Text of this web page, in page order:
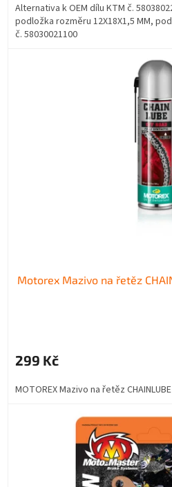
Alternativa k OEM dílu KTM č.
podložka rozměru 12X18X1,5 MM,
č. 58030021100
Motorex Mazivo na řetěz
299 Kč
MOTOREX Mazivo na řetěz